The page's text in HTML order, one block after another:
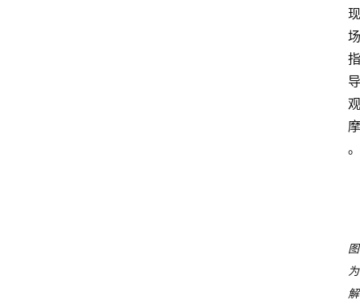
现
场
指
导
观
摩
。
图
为
解